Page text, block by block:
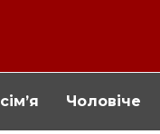
Чоловіче